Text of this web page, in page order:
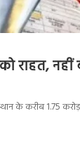
राहत,
के करीब 1.75